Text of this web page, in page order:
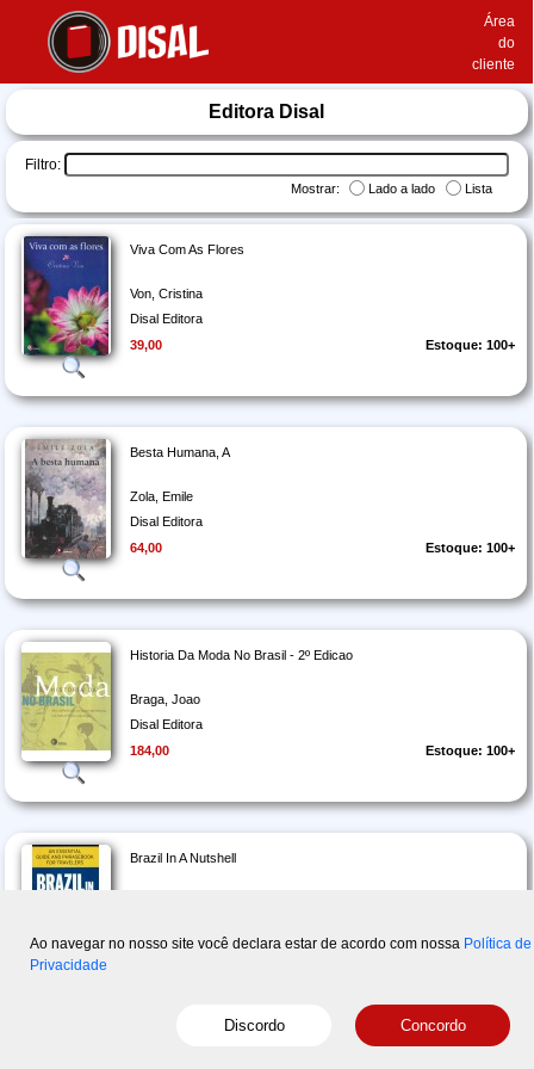
Área
do
cliente
Editora Disal
Filtro:
Mostrar: Lado a lado Lista
Viva Com As Flores
Von, Cristina
Disal Editora
39,00
Estoque: 100+
Besta Humana, A
Zola, Emile
Disal Editora
64,00
Estoque: 100+
Historia Da Moda No Brasil - 2º Edicao
Braga, Joao
Disal Editora
184,00
Estoque: 100+
Brazil In A Nutshell
49,50
Estoque: 100+
Página 1
‹ Anterior
Última »
Ao navegar no nosso site você declara estar de acordo com nossa Política de
Privacidade